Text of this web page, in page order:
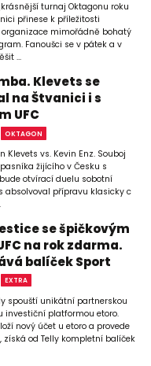
turnaj Oktagonu roku
přinese k příležitosti
organizace mimořádně bohatý
Fanoušci se v pátek a v
...
Klevets se
na Štvanici i s
UFC
OKTAGON
Klevets vs. Kevin Enz. Souboj
žijícího v Česku s
otvírací duelu sobotní
absolvoval přípravu klasicky c
se špičkovým
na rok zdarma.
balíček Sport
EXTRA
spouští unikátní partnerskou
investiční platformou etoro.
nový účet u etoro a provede
získá od Telly kompletní balíček